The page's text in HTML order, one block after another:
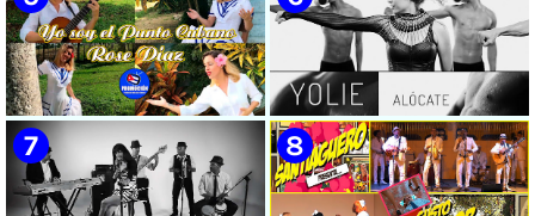
🟡 Grupo Compay Segundo ||
¨Con La Magia de Compay¨ ||
Música popular tradicional
cubana || Videoclip || CUBA
🟡 Susel Gómez (La China) ||
¨Oye Mi Leloley¨ || Director:
Onelio Jesús Larralde González
|| Música popular bailable
cubana || Videoclip || CUBA